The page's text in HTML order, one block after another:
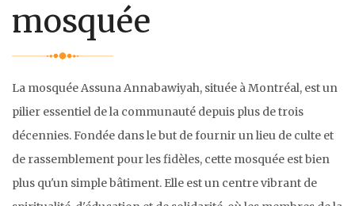
mosquée
La mosquée Assuna Annabawiyah, située à Montréal, est un
pilier essentiel de la communauté depuis plus de trois
décennies. Fondée dans le but de fournir un lieu de culte et
de rassemblement pour les fidèles, cette mosquée est bien
plus qu'un simple bâtiment. Elle est un centre vibrant de